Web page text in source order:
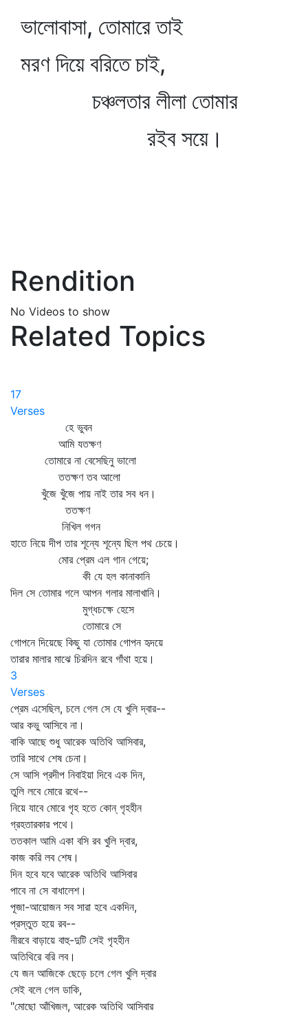
ভালোবাসা, তোমারে তাই
মরণ দিয়ে বরিতে চাই,
চঞ্চলতার লীলা তোমার
রইব সয়ে।
Rendition
No Videos to show
Related Topics
17
Verses
হে ভুবন
আমি যতক্ষণ
তোমারে না বেসেছিনু ভালো
ততক্ষণ তব আলো
খুঁজে খুঁজে পায় নাই তার সব ধন।
ততক্ষণ
নিখিল গগন
হাতে নিয়ে দীপ তার শূন্যে শূন্যে ছিল পথ চেয়ে।
মোর প্রেম এল গান গেয়ে;
কী যে হল কানাকানি
দিল সে তোমার গলে আপন গলার মালাখানি।
মুগ্ধচক্ষে হেসে
তোমারে সে
গোপনে দিয়েছে কিছু যা তোমার গোপন হৃদয়ে
তারার মালার মাঝে চিরদিন রবে গাঁথা হয়ে।
3
Verses
প্রেম এসেছিল, চলে গেল সে যে খুলি দ্বার--
আর কভু আসিবে না।
বাকি আছে শুধু আরেক অতিথি আসিবার,
তারি সাথে শেষ চেনা।
সে আসি প্রদীপ নিবাইয়া দিবে এক দিন,
তুলি লবে মোরে রথে--
নিয়ে যাবে মোরে গৃহ হতে কোন্‌ গৃহহীন
গ্রহতারকার পথে।
ততকাল আমি একা বসি রব খুলি দ্বার,
কাজ করি লব শেষ।
দিন হবে যবে আরেক অতিথি আসিবার
পাবে না সে বাধালেশ।
পূজা-আয়োজন সব সারা হবে একদিন,
প্রস্তুত হয়ে রব--
নীরবে বাড়ায়ে বাহু-দুটি সেই গৃহহীন
অতিথিরে বরি লব।
যে জন আজিকে ছেড়ে চলে গেল খুলি দ্বার
সেই বলে গেল ডাকি,
"মোছো আঁখিজল, আরেক অতিথি আসিবার